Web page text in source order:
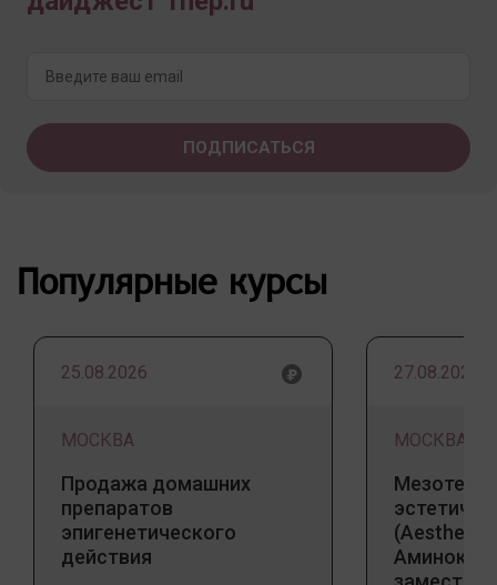
Популярные курсы
25.08.2026
МОСКВА
Продажа домашних
препаратов
эпигенетического
действия
27.08.2026
МОСКВА
(Aesthetic